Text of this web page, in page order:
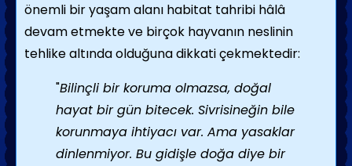
önemli bir yaşam alanı habitat tahribi hâlâ
devam etmekte ve birçok hayvanın neslinin
tehlike altında olduğuna dikkati çekmektedir:
"Bilinçli bir koruma olmazsa, doğal
hayat bir gün bitecek. Sivrisineğin bile
korunmaya ihtiyacı var. Ama yasaklar
dinlenmiyor. Bu gidişle doğa diye bir